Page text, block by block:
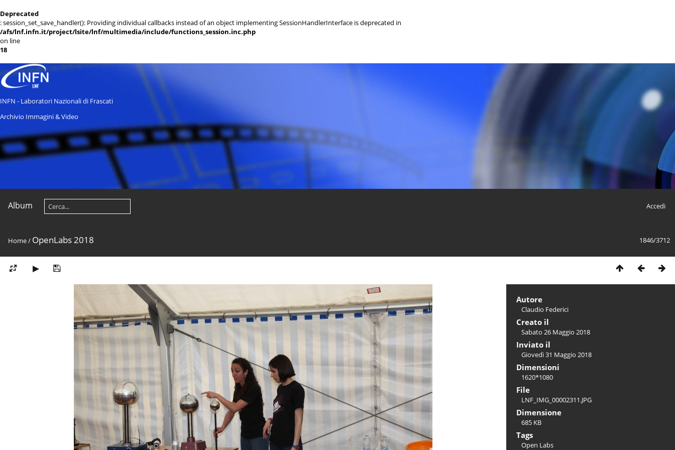
Deprecated
: session_set_save_handler(): Providing individual callbacks instead of an object implementing SessionHandlerInterface is deprecated in
/afs/lnf.infn.it/project/lsite/lnf/multimedia/include/functions_session.inc.php
on line
18
INFN - Laboratori Nazionali di Frascati
Archivio Immagini & Video
Album Accedi
1846/3712
Home/ OpenLabs 2018
Autore
Claudio Federici
Creato il
Sabato 26 Maggio 2018
Inviato il
Giovedì 31 Maggio 2018
Dimensioni
1620*1080
File
LNF_IMG_00002311.JPG
Dimensione
685 KB
Tags
Open Labs